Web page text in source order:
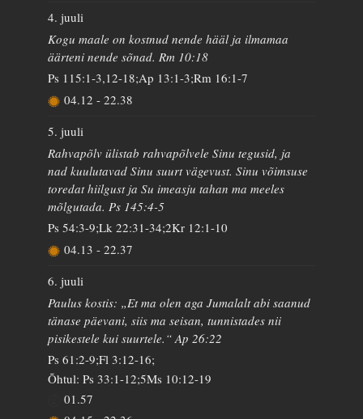
4. juuli
Kogu maale on kostnud nende hääl ja ilmamaa
äärteni nende sõnad. Rm 10:18
Ps 115:1-3,12-18;Ap 13:1-3;Rm 16:1-7
04.12 - 22.38
5. juuli
Rahvapõlv ülistab rahvapõlvele Sinu tegusid, ja
nad kuulutavad Sinu suurt vägevust. Sinu võimsuse
toredat hiilgust ja Su imeasju tahan ma meeles
mõlgutada. Ps 145:4-5
Ps 54:3-9;Lk 22:31-34;2Kr 12:1-10
04.13 - 22.37
6. juuli
Paulus kostis: „Et ma olen aga Jumalalt abi saanud
tänase päevani, siis ma seisan, tunnistades nii
pisikestele kui suurtele.“ Ap 26:22
Ps 61:2-9;Fl 3:12-16;
Õhtul: Ps 33:1-12;5Ms 10:12-19
01.57